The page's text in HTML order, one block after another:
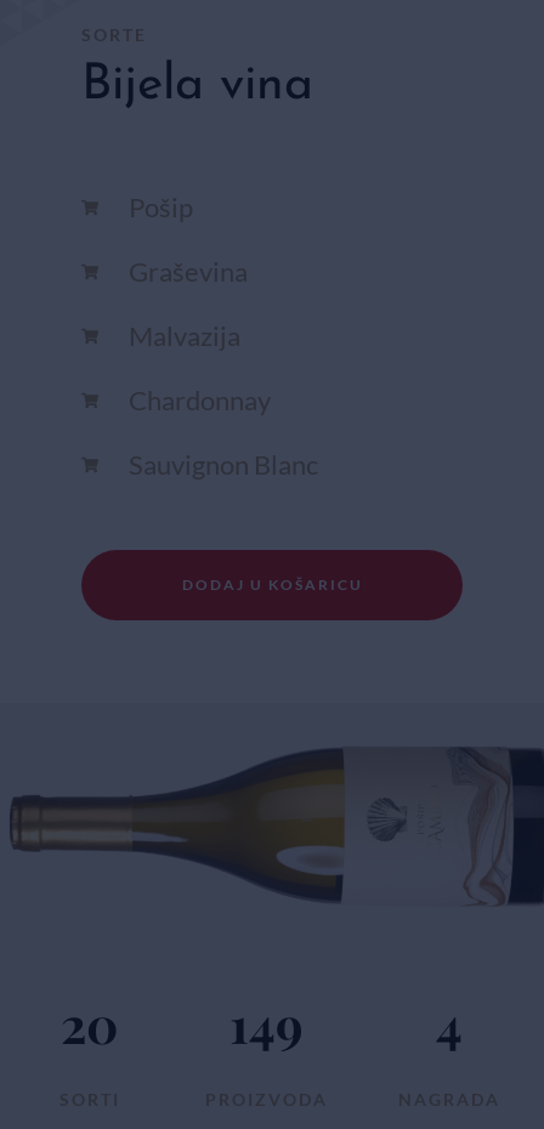
SORTE
Bijela vina
Pošip
Graševina
Malvazija
Chardonnay​
Sauvignon Blanc​
DODAJ U KOŠARICU
SORTI
20
PROIZVODA
149
NAGRADA
4